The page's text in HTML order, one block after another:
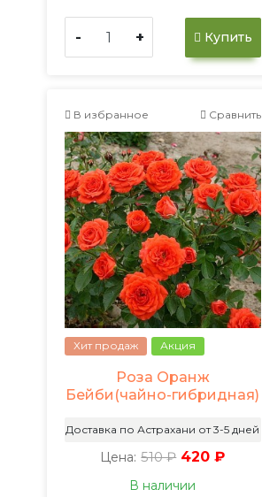
- + Купить
В избранное Сравнить
Хит продаж Акция
Роза Оранж
Бейби(чайно-гибридная)
Доставка по Астрахани от 3-5 дней
Цена: 510 ₽ 420 ₽
В наличии